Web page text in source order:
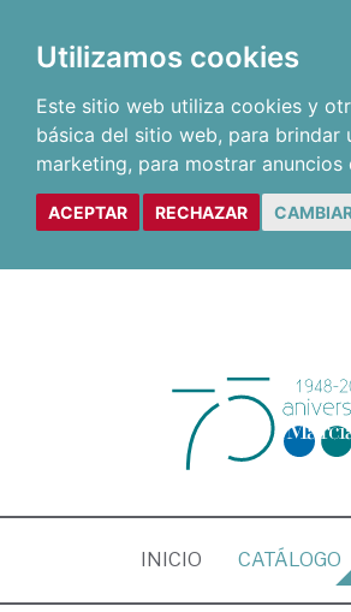
Utilizamos cookies
Este sitio web utiliza cookies y
básica del sitio web, para brindar
marketing, para mostrar anuncios
ACEPTAR RECHAZAR
INICIO (CURRENT)
CATÁLOGO